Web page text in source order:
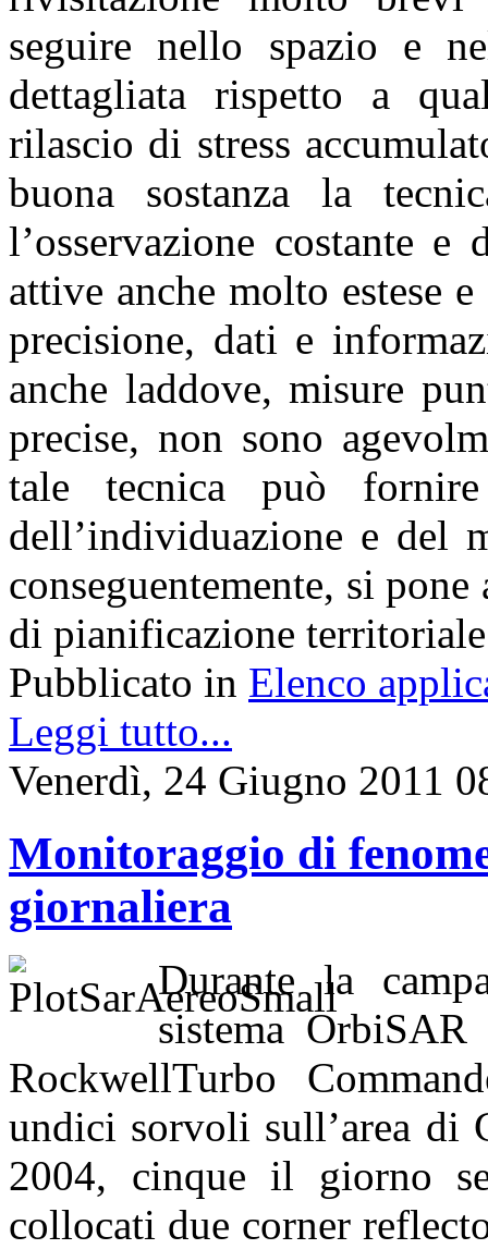
seguire nello spazio e
dettagliata rispetto a
rilascio di stress
buona sostanza la
l’osservazione costante e
attive anche molto estese
precisione, dati e
anche laddove, misure
precise, non sono
tale tecnica può
dell’individuazione e del
conseguentemente, si
di pianificazione
Pubblicato in Elenco
Leggi tutto...
Venerdì, 24 Giugno 2011
Monitoraggio di
giornaliera
Durante la
sistema
RockwellTurbo
undici sorvoli sull’area di
2004, cinque il giorno
collocati due corner